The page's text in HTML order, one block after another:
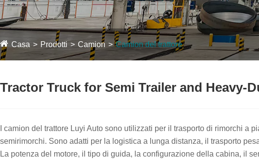
Casa Prodotti Camion Camion del trattore
Tractor Truck for Semi Trailer and Heavy-
I camion del trattore Luyi Auto sono utilizzati per il trasporto di rimorchi
semirimorchi. Sono adatti per la logistica a lunga distanza, il trasporto
La potenza del motore, il tipo di guida, la configurazione della cabina, il